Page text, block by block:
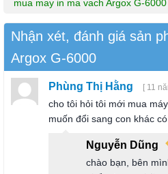
mua may in ma vach Argox G-
Nhận xét, đánh giá sản
Argox G-6000
Phùng Thị Hằng [ 11
cho tôi hỏi tôi mới mua
muốn đổi sang con khác
Nguyễn Dũng
chào bạn, bên